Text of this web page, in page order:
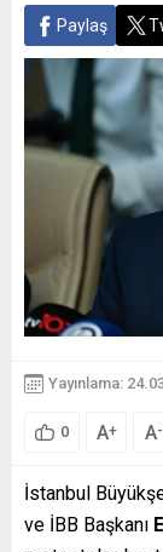
Paylaş
Yayınlama:
0 A+ A-
İstanbul
ve İBB Başkanı